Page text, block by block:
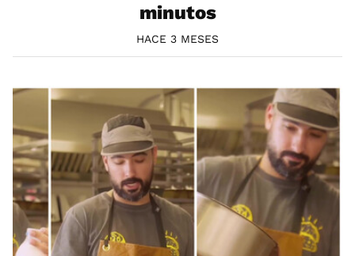
minutos
HACE 3 MESES